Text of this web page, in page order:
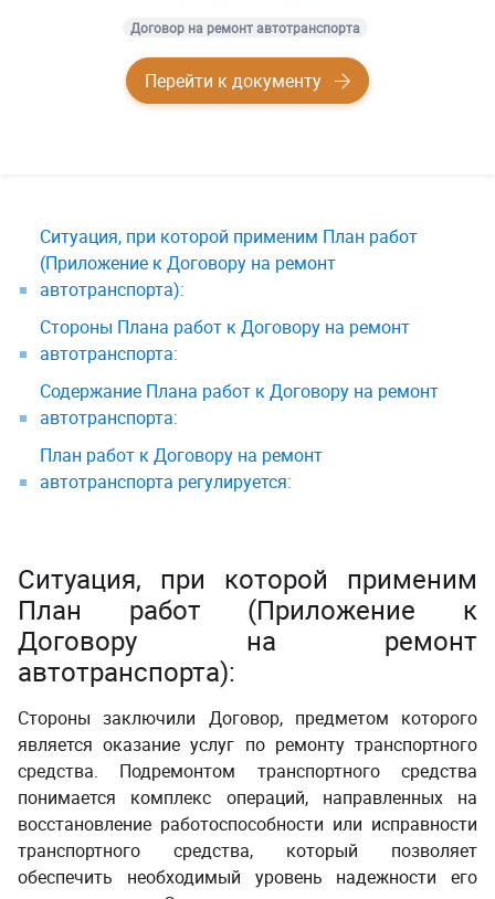
Договор на ремонт автотранспорта
Перейти к документу
Ситуация, при которой применим План работ
(Приложение к Договору на ремонт
автотранспорта):
Стороны Плана работ к Договору на ремонт
автотранспорта:
Содержание Плана работ к Договору на ремонт
автотранспорта:
План работ к Договору на ремонт
автотранспорта регулируется:
Ситуация, при которой применим
План работ (Приложение к
Договору на ремонт
автотранспорта):
Стороны заключили Договор, предметом которого
является оказание услуг по ремонту транспортного
средства. Подремонтом транспортного средства
понимается комплекс операций, направленных на
восстановление работоспособности или исправности
транспортного средства, который позволяет
обеспечить необходимый уровень надежности его